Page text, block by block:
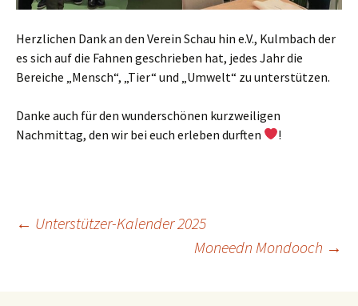
Herzlichen Dank an den Verein Schau hin e.V., Kulmbach der
es sich auf die Fahnen geschrieben hat, jedes Jahr die
Bereiche „Mensch“, „Tier“ und „Umwelt“ zu unterstützen.
Danke auch für den wunderschönen kurzweiligen
Nachmittag, den wir bei euch erleben durften
!
Beitragsnavigation
← Unterstützer-Kalender 2025
Moneedn Mondooch →